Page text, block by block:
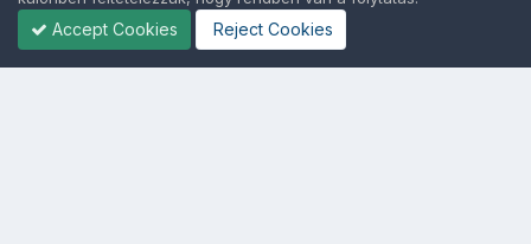
Accept Cookies Reject Cookies